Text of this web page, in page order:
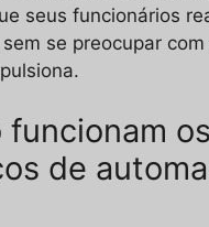
seus funcionários
se preocupar
funcionam os
de